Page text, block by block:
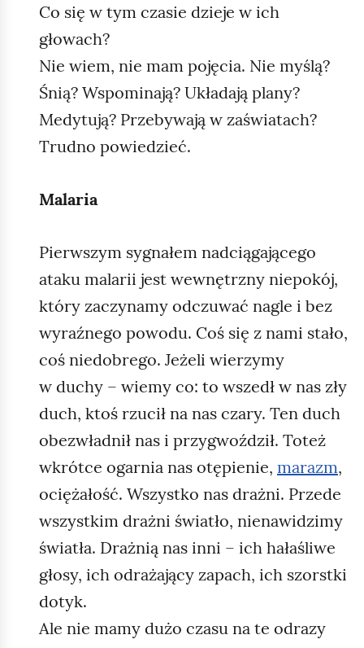
Co się w tym czasie dzieje w ich
głowach?
Nie wiem, nie mam pojęcia. Nie myślą?
Śnią? Wspominają? Układają plany?
Medytują? Przebywają w zaświatach?
Trudno powiedzieć.
Malaria
Pierwszym sygnałem nadciągającego
ataku malarii jest wewnętrzny niepokój,
który zaczynamy odczuwać nagle i bez
wyraźnego powodu. Coś się z nami stało,
coś niedobrego. Jeżeli wierzymy
w duchy – wiemy co: to wszedł w nas zły
duch, ktoś rzucił na nas czary. Ten duch
obezwładnił nas i przygwoździł. Toteż
wkrótce ogarnia nas otępienie, marazm,
ociężałość. Wszystko nas drażni. Przede
wszystkim drażni światło, nienawidzimy
światła. Drażnią nas inni – ich hałaśliwe
głosy, ich odrażający zapach, ich szorstki
dotyk.
Ale nie mamy dużo czasu na te odrazy